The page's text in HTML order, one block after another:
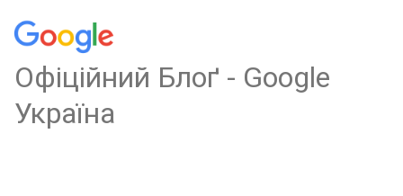
Oфіційний Блоґ - Google
Україна